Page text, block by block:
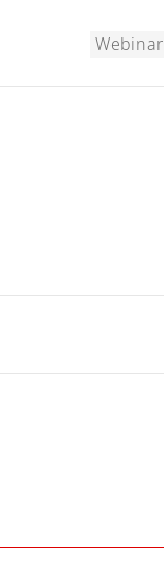
Webinar